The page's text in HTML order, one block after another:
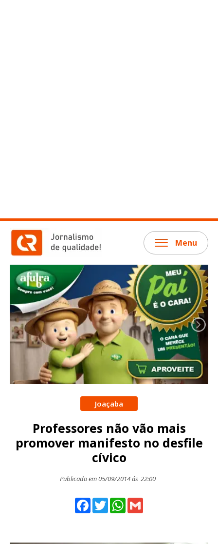
Menu
Joaçaba
Professores não vão mais
promover manifesto no desfile
cívico
Publicado em 05/09/2014 ás 22:00
Facebook
TwitterWhatsApp